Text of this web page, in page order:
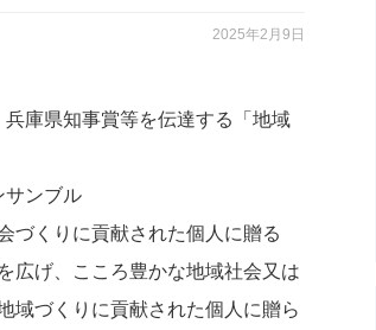
2025年2月9日
庫県知事賞等を伝達する「地域
サンブル
づくりに貢献された個人に贈る
広げ、こころ豊かな地域社会又は
域づくりに貢献された個人に贈ら